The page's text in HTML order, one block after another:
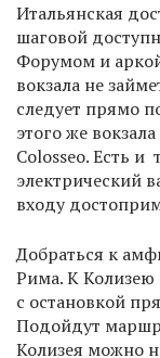
Итальянская
шаговой
Форумом и
вокзала не
следует прямо
этого же
Colosseo. Есть
электрический
входу
Добраться к
Рима. К Колизею
с остановкой
Подойдут
Колизея можно